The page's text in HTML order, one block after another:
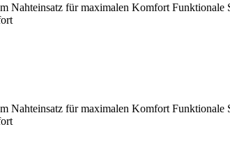
für maximalen Komfort Funktionale
für maximalen Komfort Funktionale